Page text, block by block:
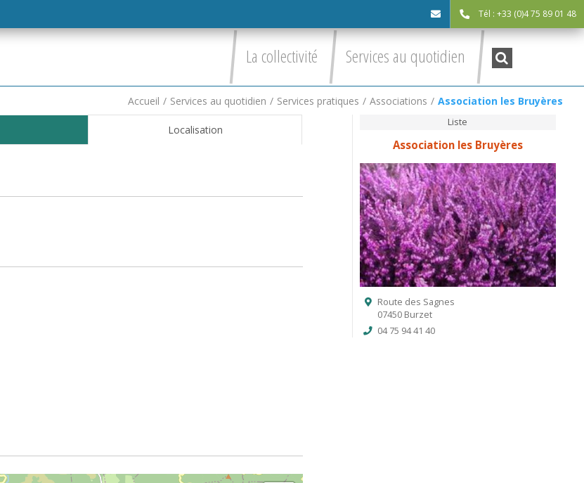
Tél : +33 (0)4 75 89 01 48
La collectivité Services au quotidien Recherche
:
Accueil / Services au quotidien / Services pratiques / Associations / Association les Bruyères
Localisation
Liste
Association les Bruyères
Route des Sagnes
07450 Burzet
04 75 94 41 40